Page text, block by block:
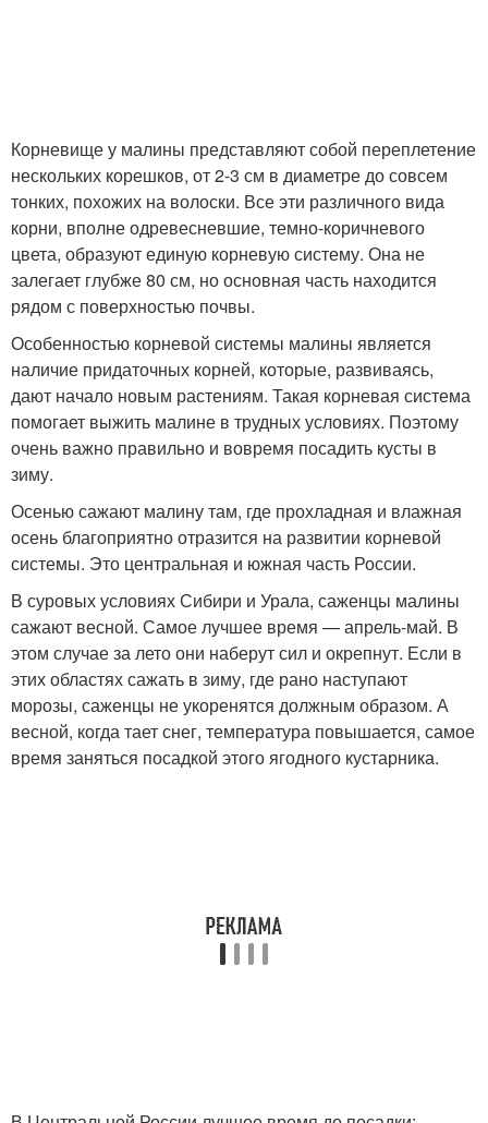
Корневище у малины представляют собой переплетение
нескольких корешков, от 2-3 см в диаметре до совсем
тонких, похожих на волоски. Все эти различного вида
корни, вполне одревесневшие, темно-коричневого
цвета, образуют единую корневую систему. Она не
залегает глубже 80 см, но основная часть находится
рядом с поверхностью почвы.
Особенностью корневой системы малины является
наличие придаточных корней, которые, развиваясь,
дают начало новым растениям. Такая корневая система
помогает выжить малине в трудных условиях. Поэтому
очень важно правильно и вовремя посадить кусты в
зиму.
Осенью сажают малину там, где прохладная и влажная
осень благоприятно отразится на развитии корневой
системы. Это центральная и южная часть России.
В суровых условиях Сибири и Урала, саженцы малины
сажают весной. Самое лучшее время — апрель-май. В
этом случае за лето они наберут сил и окрепнут. Если в
этих областях сажать в зиму, где рано наступают
морозы, саженцы не укоренятся должным образом. А
весной, когда тает снег, температура повышается, самое
время заняться посадкой этого ягодного кустарника.